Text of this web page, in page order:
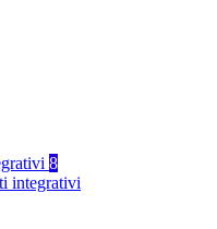
8
integrativi